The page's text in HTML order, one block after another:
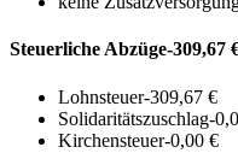
Steuerliche Abzüge-309,67
Lohnsteuer-309,67 €
Solidaritätszuschlag-
Kirchensteuer-0,00 €